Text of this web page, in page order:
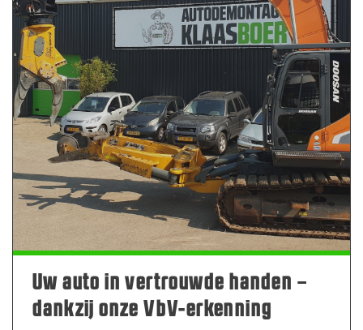
Uw auto in vertrouwde handen –
dankzij onze VbV-erkenning